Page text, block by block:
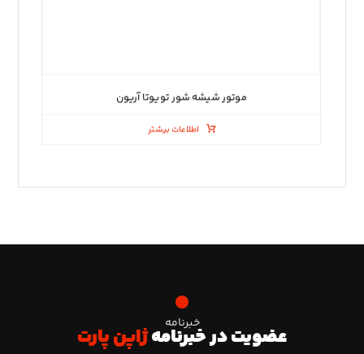
موتور شیشه شور تویوتا آریون
اطلاعات بیشتر
خبرنامه
عضویت در خبرنامهژاپن پارت